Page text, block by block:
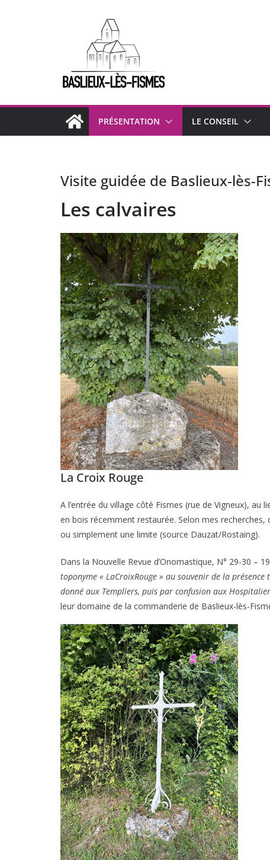
PRÉSENTATION LE CONSEIL
Visite guidée de Baslieux-lès-
Les calvaires
La Croix Rouge
A l’entrée du village côté Fismes (rue de Vigneux),
en bois récemment restaurée. Selon mes
ou simplement une limite (source Dauzat/Rostaing).
Dans la Nouvelle Revue d’Onomastique, N° 29-30 –
toponyme « LaCroixRouge » au souvenir de la
donné aux Templiers, puis par confusion aux
leur domaine de la commanderie de Baslieux-lès-